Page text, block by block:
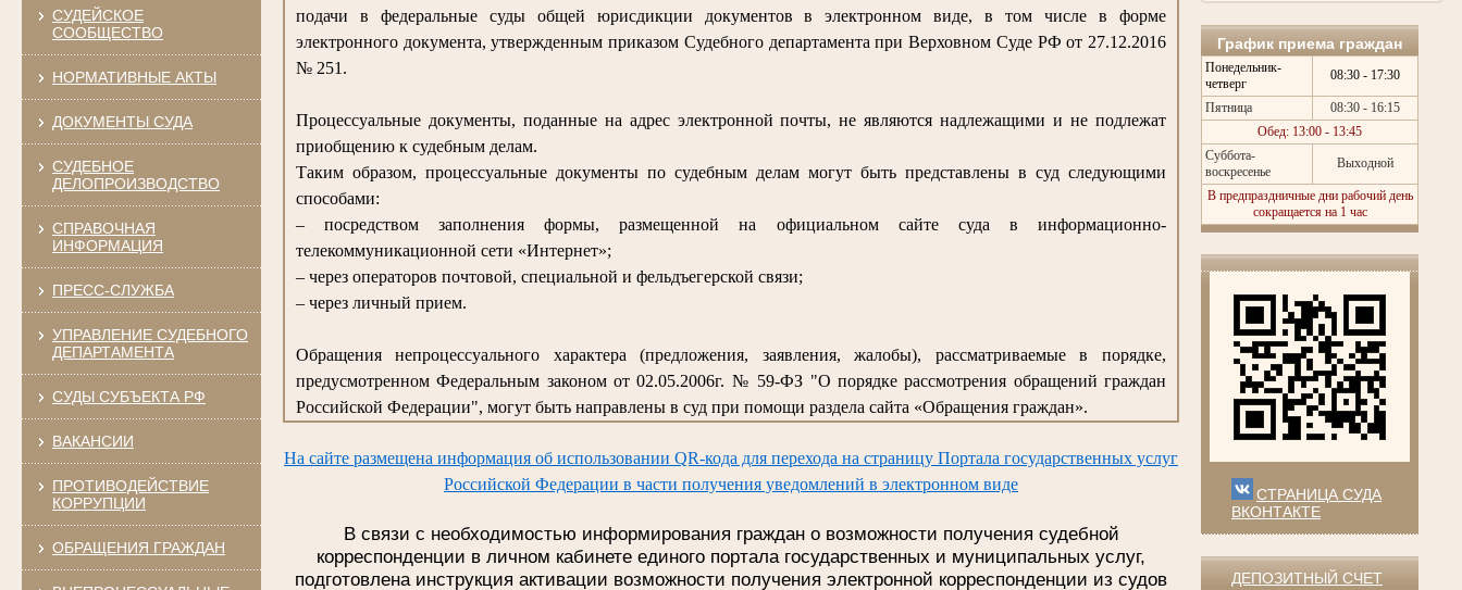
СУДЕЙСКОЕ
СООБЩЕСТВО
НОРМАТИВНЫЕ АКТЫ
ДОКУМЕНТЫ СУДА
СУДЕБНОЕ
ДЕЛОПРОИЗВОДСТВО
СПРАВОЧНАЯ
ИНФОРМАЦИЯ
ПРЕСС-СЛУЖБА
УПРАВЛЕНИЕ СУДЕБНОГО
ДЕПАРТАМЕНТА
СУДЫ СУБЪЕКТА РФ
ВАКАНСИИ
ПРОТИВОДЕЙСТВИЕ
КОРРУПЦИИ
ОБРАЩЕНИЯ ГРАЖДАН
График приема граждан
Понедельник-
четверг
08:30 - 17:30
Пятница
08:30 - 16:15
Обед: 13:00 - 13:45
Суббота-
воскресенье
Выходной
В предпраздничные дни рабочий день
сокращается на 1 час
СТРАНИЦА СУДА
ВКОНТАКТЕ
ДЕПОЗИТНЫЙ СЧЕТ
подачи в федеральные суды общей юрисдикции документов в электронном виде, в том числе в форме
электронного документа, утвержденным приказом Судебного департамента при Верховном Суде РФ от 27.12.2016
№ 251.
Процессуальные документы, поданные на адрес электронной почты, не являются надлежащими и не подлежат
приобщению к судебным делам.
Таким образом, процессуальные документы по судебным делам могут быть представлены в суд следующими
способами:
– посредством заполнения формы, размещенной на официальном сайте суда в информационно-
телекоммуникационной сети «Интернет»;
– через операторов почтовой, специальной и фельдъегерской связи;
– через личный прием.
Обращения непроцессуального характера (предложения, заявления, жалобы), рассматриваемые в порядке,
предусмотренном Федеральным законом от 02.05.2006г. № 59-ФЗ "О порядке рассмотрения обращений граждан
Российской Федерации", могут быть направлены в суд при помощи раздела сайта «Обращения граждан».
На сайте размещена информация об использовании QR-кода для перехода на страницу Портала государственных услуг
Российской Федерации в части получения уведомлений в электронном виде
В связи с необходимостью информирования граждан о возможности получения судебной
корреспонденции в личном кабинете единого портала государственных и муниципальных услуг,
подготовлена инструкция активации возможности получения электронной корреспонденции из судов